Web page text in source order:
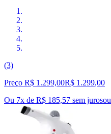
(3)
Preço R$ 1.299,00R$ 1.299,00
Ou 7x de R$ 185,57 sem jurosou